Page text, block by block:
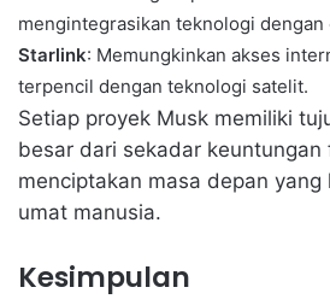
mengintegrasikan teknologi dengan
Starlink: Memungkinkan akses
terpencil dengan teknologi satelit.
Setiap proyek Musk memiliki
besar dari sekadar keuntungan
menciptakan masa depan
umat manusia.
Kesimpulan